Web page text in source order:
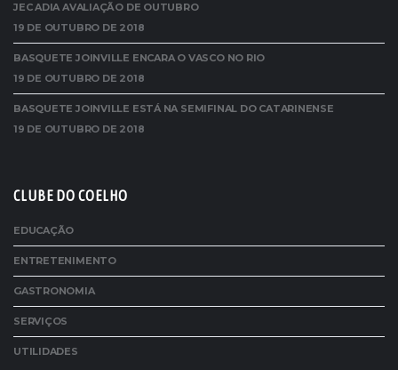
JEC ADIA AVALIAÇÃO DE OUTUBRO
19 DE OUTUBRO DE 2018
BASQUETE JOINVILLE ENCARA O VASCO NO RIO
19 DE OUTUBRO DE 2018
BASQUETE JOINVILLE ESTÁ NA SEMIFINAL DO CATARINENSE
19 DE OUTUBRO DE 2018
CLUBE DO COELHO
EDUCAÇÃO
ENTRETENIMENTO
GASTRONOMIA
SERVIÇOS
UTILIDADES